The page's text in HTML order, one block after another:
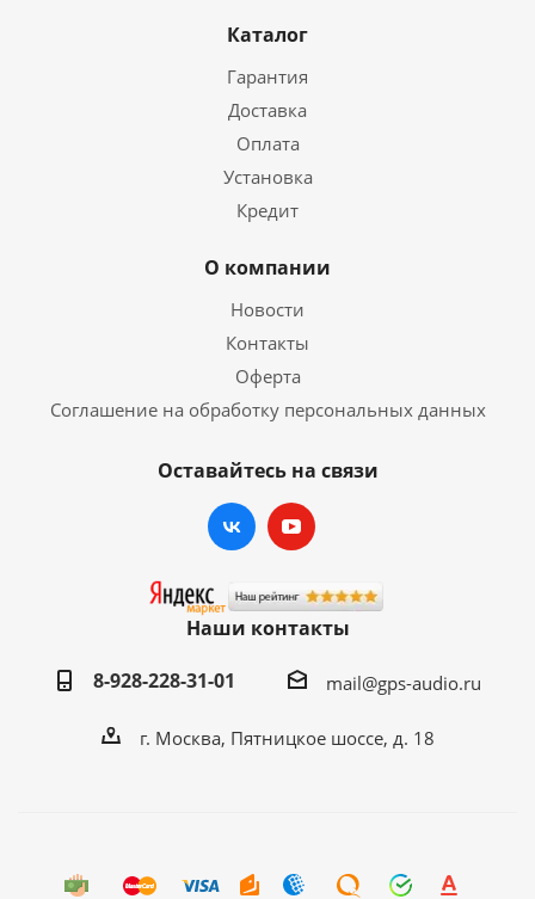
Каталог
Гарантия
Доставка
Оплата
Установка
Кредит
О компании
Новости
Контакты
Оферта
Соглашение на обработку персональных данных
Оставайтесь на связи
Наши контакты
8-928-228-31-01
mail@gps-audio.ru
г. Москва, Пятницкое шоссе, д. 18